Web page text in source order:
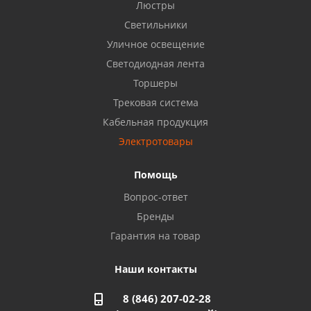
Бузулук, ул. Октябрьская, 24
Балаково, ул. Комарова, 55
Октябрьский, ул. Свердлова, 28
Азнакаево, ул. Булгар, 2. ТЦ "Акчарлак"
Стерлитамак, ул. Вокзальная, 13
Магнитогорск, ул. Труда, 14
Люстры
Светильники
Уличное освещение
Светодиодная лента
Торшеры
Трековая система
Кабельная продукция
Электротовары
Помощь
Вопрос-ответ
Бренды
Гарантия на товар
Наши контакты
8 (846) 207-02-28